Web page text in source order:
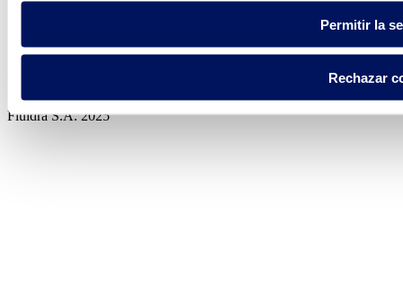
Permitir la
Rechazar
Política de privacidad
Fluidra S.A. 2025